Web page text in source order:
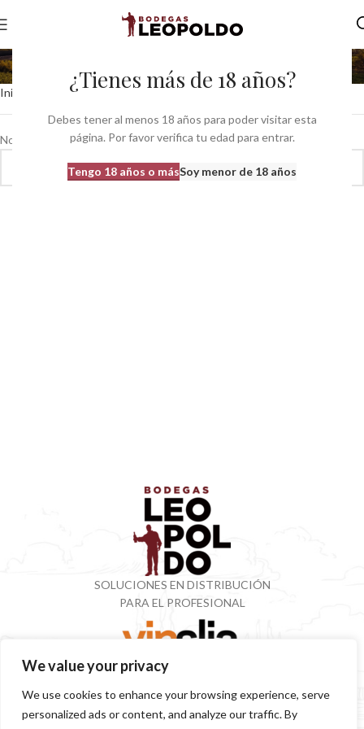
¿Tienes más de 18 años?
Debes tener al menos 18 años para poder visitar esta
página. Por favor verifica tu edad para entrar.
Tengo 18 años o másSoy menor de 18 años
We value your privacy
We use cookies to enhance your browsing experience, serve
personalized ads or content, and analyze our traffic. By
Portugal
Inicio Pais del producto Portugal
No se han encontrado productos que coincidan con tu selección.
SOLUCIONES EN DISTRIBUCIÓN
PARA EL PROFESIONAL
EN VINOS Y DESTILADOS